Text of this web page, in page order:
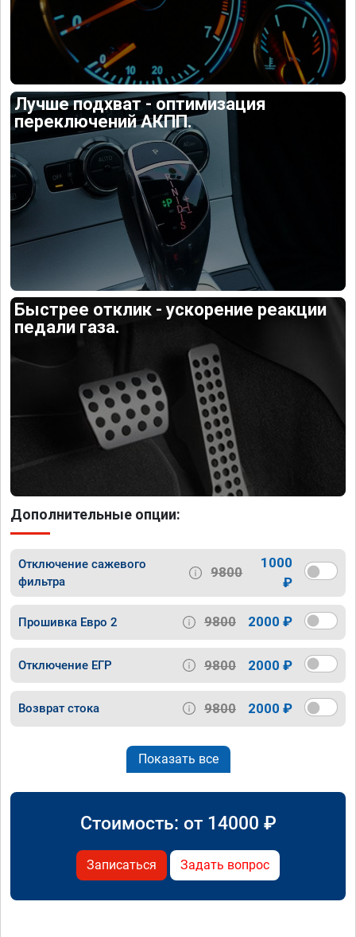
Лучше подхват - оптимизация
переключений АКПП.
Быстрее отклик - ускорение реакции
педали газа.
Дополнительные опции:
Отключение сажевого
фильтра
9800
1000
₽
Прошивка Евро 2 9800 2000 ₽
Отключение ЕГР 9800 2000 ₽
Возврат стока 9800 2000 ₽
Показать все
Стоимость: от 14000 ₽
Записаться Задать вопрос